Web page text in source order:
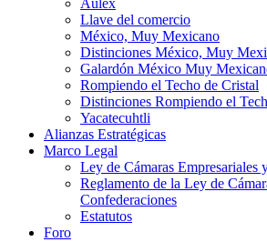
Aulex
Llave del comercio
México, Muy Mexicano
Distinciones México, Muy
Galardón México Muy
Rompiendo el Techo de Cristal
Distinciones Rompiendo el
Yacatecuhtli
Alianzas Estratégicas
Marco Legal
Ley de Cámaras Empresariales
Reglamento de la Ley de
Confederaciones
Estatutos
Foro